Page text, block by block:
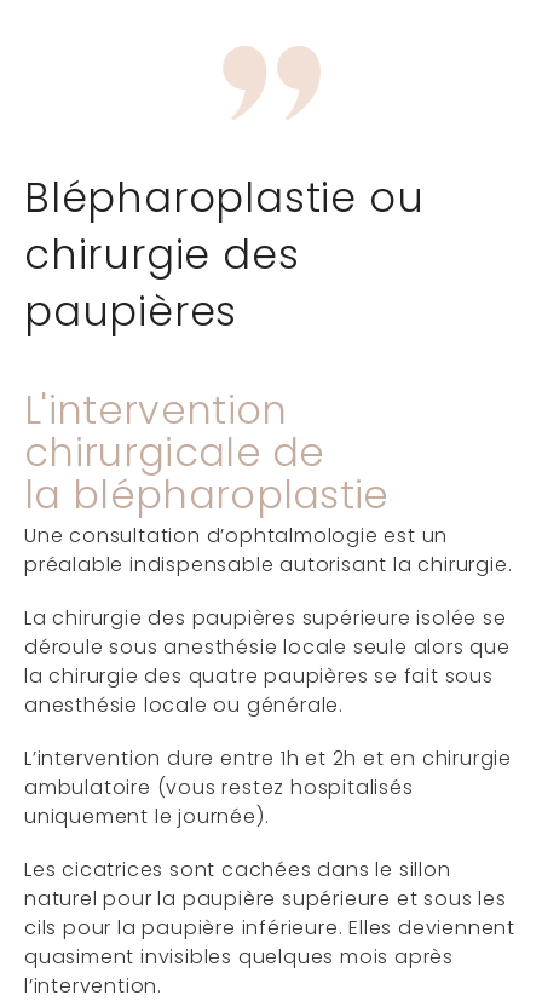
Blépharoplastie ou
chirurgie des
paupières
L'intervention
chirurgicale de
la blépharoplastie
Une consultation d’ophtalmologie est un
préalable indispensable autorisant la chirurgie.
La chirurgie des paupières supérieure isolée se
déroule sous anesthésie locale seule alors que
la chirurgie des quatre paupières se fait sous
anesthésie locale ou générale.
L’intervention dure entre 1h et 2h et en chirurgie
ambulatoire (vous restez hospitalisés
uniquement le journée).
Les cicatrices sont cachées dans le sillon
naturel pour la paupière supérieure et sous les
cils pour la paupière inférieure. Elles deviennent
quasiment invisibles quelques mois après
l’intervention.